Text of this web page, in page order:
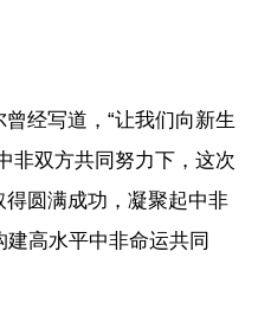
经写道，“让我们向新生
非双方共同努力下，这次
圆满成功，凝聚起中非
高水平中非命运共同